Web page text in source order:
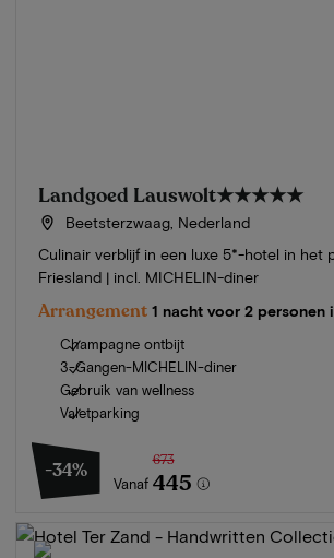
Landgoed Lauswolt★★★★★
Beetsterzwaag, Nederland
Culinair verblijf in een luxe 5*-hotel in het
Friesland | incl. MICHELIN-diner
Arrangement 1 nacht voor 2 personen
Champagne ontbijt
3-Gangen-MICHELIN-diner
Gebruik van wellness
Valetparking
-34%
Vanaf
673
445